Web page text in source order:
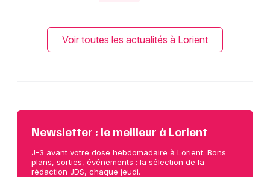
Voir toutes les actualités à Lorient
Newsletter : le meilleur à Lorient
J-3 avant votre dose hebdomadaire à Lorient. Bons
plans, sorties, événements : la sélection de la
rédaction JDS, chaque jeudi.